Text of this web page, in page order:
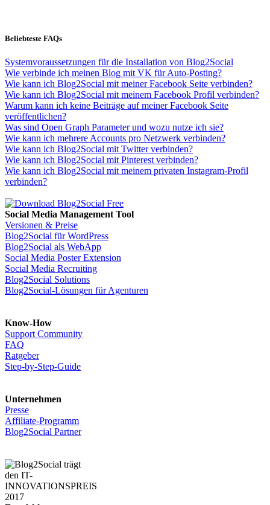
Beliebteste FAQs
Systemvoraussetzungen für die Installation von Blog2Social
Wie verbinde ich meinen Blog mit VK für Auto-Posting?
Wie kann ich Blog2Social mit meiner Facebook Seite verbinden?
Wie kann ich Blog2Social mit meinem Facebook Profil verbinden?
Warum kann ich keine Beiträge auf meiner Facebook Seite
veröffentlichen?
Was sind Open Graph Parameter und wozu nutze ich sie?
Wie kann ich mehrere Accounts pro Netzwerk verbinden?
Wie kann ich Blog2Social mit Twitter verbinden?
Wie kann ich Blog2Social mit Pinterest verbinden?
Wie kann ich Blog2Social mit meinem privaten Instagram-Profil
verbinden?
Social Media Management Tool
Versionen & Preise
Blog2Social für WordPress
Blog2Social als WebApp
Social Media Poster Extension
Social Media Recruiting
Blog2Social Solutions
Blog2Social-Lösungen für Agenturen
Know-How
Support Community
FAQ
Ratgeber
Step-by-Step-Guide
Unternehmen
Presse
Affiliate-Programm
Blog2Social Partner